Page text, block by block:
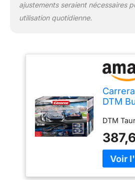
ajustements seraient nécessaires
utilisation quotidienne.
DTM
DTM